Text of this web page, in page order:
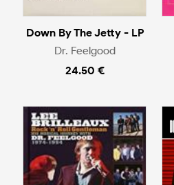
Down By The Jetty - LP
Dr. Feelgood
24.50 €